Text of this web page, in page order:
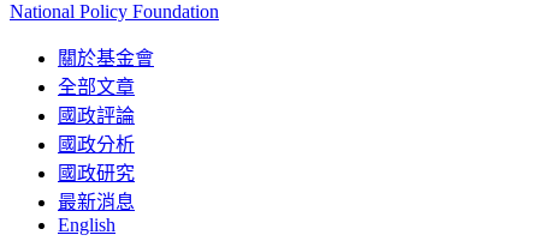
National Policy Foundation
關於基金會
全部文章
國政評論
國政分析
國政研究
最新消息
English